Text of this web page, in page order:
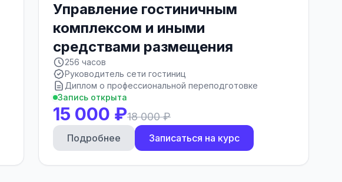
Управление гостиничным
комплексом и иными
средствами размещения
256 часов
Руководитель сети гостиниц
Диплом о профессиональной переподготовке
Запись открыта
15 000 ₽18 000 ₽
Подробнее Записаться на курс